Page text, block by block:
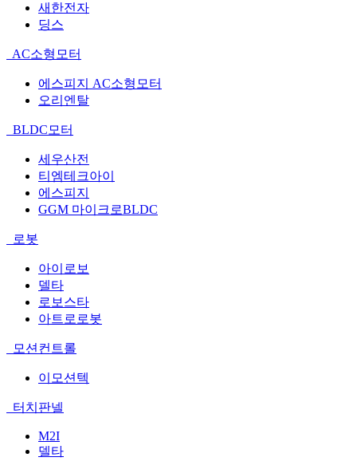
새한전자
딩스
AC소형모터
에스피지 AC소형모터
오리엔탈
BLDC모터
세우산전
티엠테크아이
에스피지
GGM 마이크로BLDC
로봇
아이로보
델타
로보스타
아트로로봇
모션컨트롤
이모션텍
터치판넬
M2I
델타